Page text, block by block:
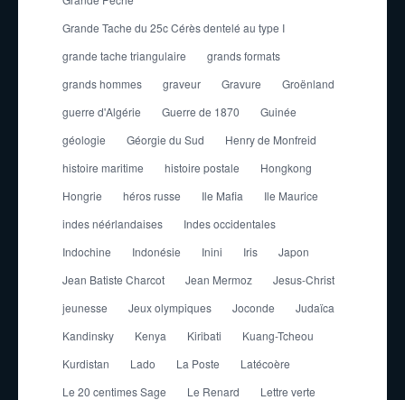
Grande Tache du 25c Cérès dentelé au type I
grande tache triangulaire
grands formats
grands hommes
graveur Gravure
Groënland
guerre d'Algérie
Guerre de 1870
Guinée
géologie
Géorgie du Sud
Henry de Monfreid
histoire maritime
histoire postale
Hongkong
Hongrie
héros russe Ile Mafia
Ile Maurice
indes néérlandaises
Indes occidentales
Indochine
Indonésie Inini Iris
Japon
Jean Batiste Charcot
Jean Mermoz
Jesus-Christ
jeunesse
Jeux olympiques Joconde
Judaïca
Kandinsky
Kenya Kiribati
Kuang-Tcheou
Kurdistan
Lado La Poste
Latécoère
Le 20 centimes Sage
Le Renard
Lettre verte